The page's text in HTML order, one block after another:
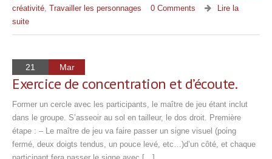
créativité, Travailler les personnages 0 Comments
Lire la
suite
21 Mar
Exercice de concentration et d’écoute.
Former un cercle avec les participants, le maître de jeu étant inclut
dans le groupe. S’asseoir au sol en tailleur, le dos droit. Première
étape : – Le maître de jeu va faire passer un signe visuel (poing
fermé, deux doigts tendus, un pouce levé, etc…)d’un côté, et chaque